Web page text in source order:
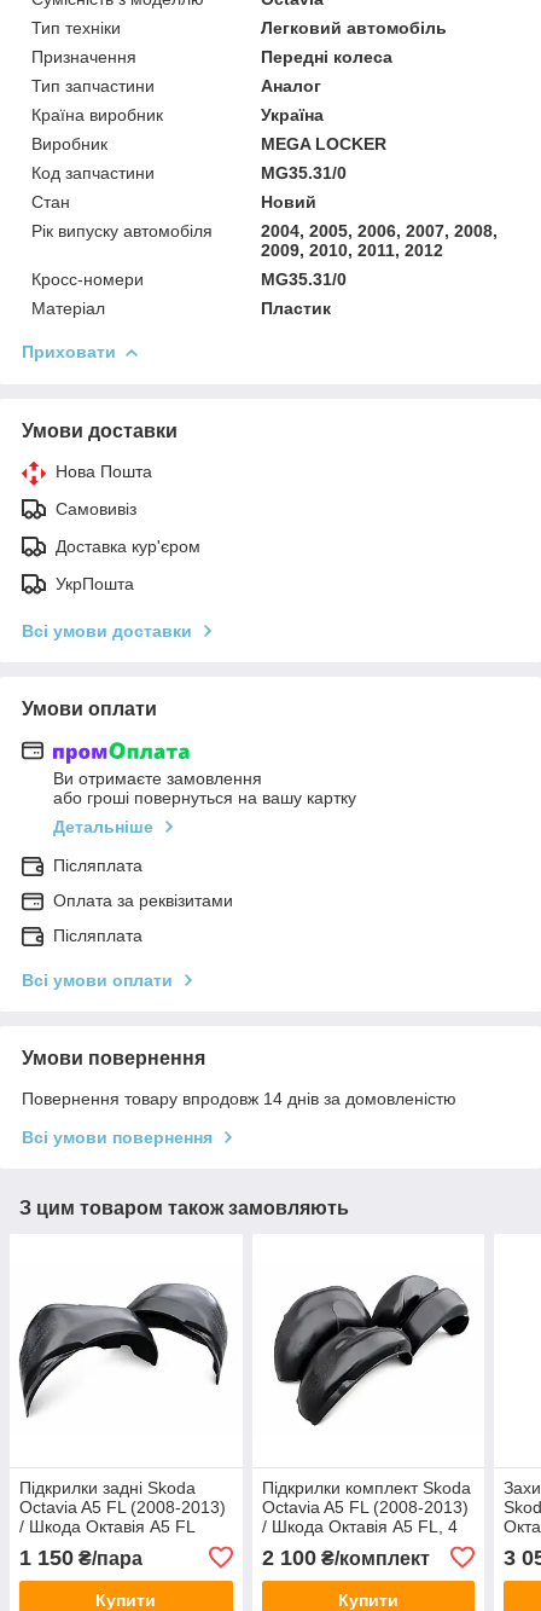
Тип техніки
Легковий автомобіль
Призначення
Передні колеса
Тип запчастини
Аналог
Країна виробник
Україна
Виробник
MEGA LOCKER
Код запчастини
MG35.31/0
Стан
Новий
Рік випуску автомобіля
2004, 2005, 2006, 2007, 2008,
2009, 2010, 2011, 2012
Кросс-номери
MG35.31/0
Матеріал
Пластик
Приховати
Умови доставки
Нова Пошта
Самовивіз
Доставка кур'єром
УкрПошта
Всі умови доставки
Умови оплати
Ви отримаєте замовлення
або гроші повернуться на вашу картку
Детальніше
Післяплата
Оплата за реквізитами
Післяплата
Всі умови оплати
Умови повернення
Повернення товару впродовж 14 днів за домовленістю
Всі умови повернення
З цим товаром також замовляють
Підкрилки задні Skoda
Octavia A5 FL (2008-2013)
/ Шкода Октавія А5 FL
1 150 ₴/пара
Купити
Підкрилки комплект Skoda
Octavia A5 FL (2008-2013)
/ Шкода Октавія А5 FL, 4
2 100₴/комплект
Купити
3